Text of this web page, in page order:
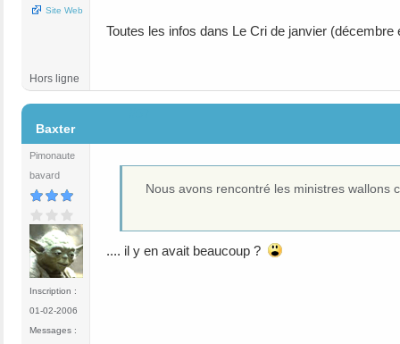
Site Web
Toutes les infos dans Le Cri de janvier
Hors ligne
Baxter
Pimonaute
bavard
Inscription :
01-02-2006
Messages :
Nous avons rencontré les ministres wallons
.... il y en avait beaucoup ?